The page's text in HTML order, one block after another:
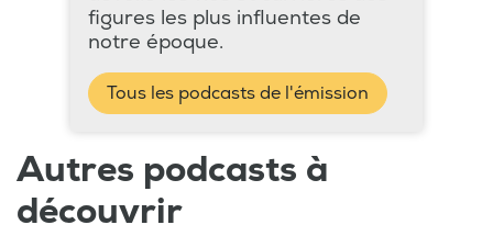
figures les plus influentes de
notre époque.
Tous les podcasts de l'émission
Autres podcasts à
découvrir